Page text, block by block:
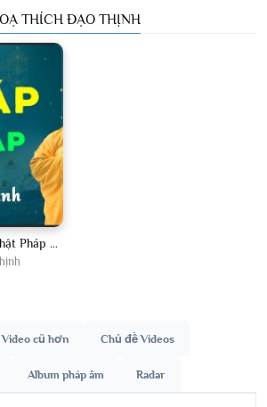
THÍCH ĐẠO THỊNH
Trích Đoạn Vấn Đáp Phật Pháp 2026
Video cũ hơn Chủ đề Videos
Album pháp âm Radar